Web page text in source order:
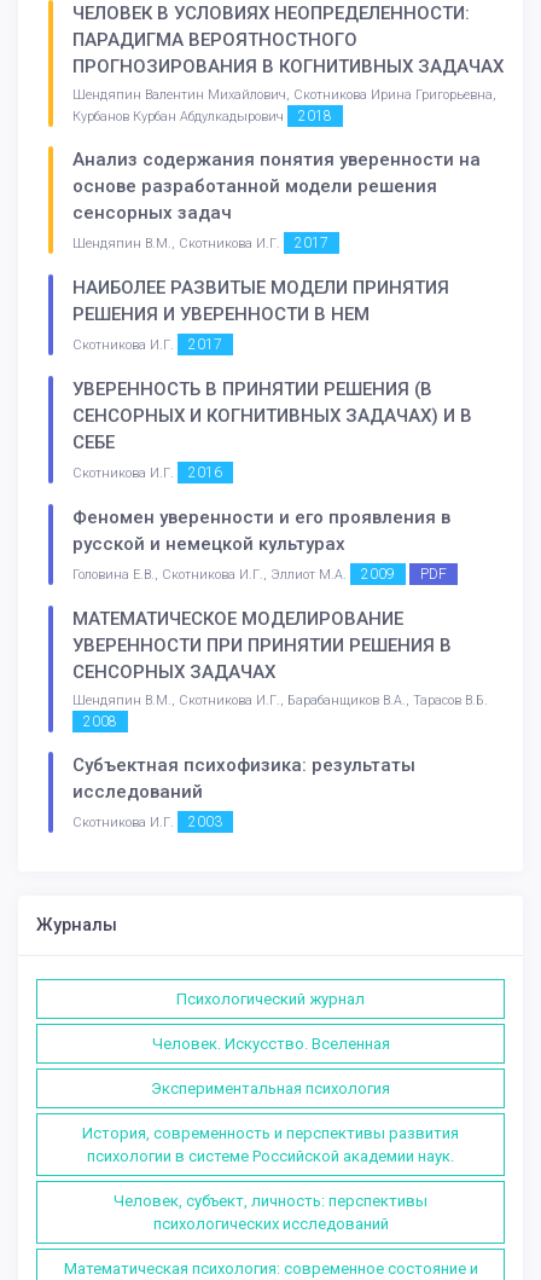
ЧЕЛОВЕК В УСЛОВИЯХ НЕОПРЕДЕЛЕННОСТИ:
ПАРАДИГМА ВЕРОЯТНОСТНОГО
ПРОГНОЗИРОВАНИЯ В КОГНИТИВНЫХ ЗАДАЧАХ
Шендяпин Валентин Михайлович, Скотникова Ирина Григорьевна,
Курбанов Курбан Абдулкадырович
2018
Анализ содержания понятия уверенности на
основе разработанной модели решения
сенсорных задач
Шендяпин В.М., Скотникова И.Г. 2017
НАИБОЛЕЕ РАЗВИТЫЕ МОДЕЛИ ПРИНЯТИЯ
РЕШЕНИЯ И УВЕРЕННОСТИ В НЕМ
Скотникова И.Г. 2017
УВЕРЕННОСТЬ В ПРИНЯТИИ РЕШЕНИЯ (В
СЕНСОРНЫХ И КОГНИТИВНЫХ ЗАДАЧАХ) И В
СЕБЕ
Скотникова И.Г. 2016
Феномен уверенности и его проявления в
русской и немецкой культурах
Головина Е.В., Скотникова И.Г., Эллиот М.А. 2009 PDF
МАТЕМАТИЧЕСКОЕ МОДЕЛИРОВАНИЕ
УВЕРЕННОСТИ ПРИ ПРИНЯТИИ РЕШЕНИЯ В
СЕНСОРНЫХ ЗАДАЧАХ
Шендяпин В.М., Скотникова И.Г., Барабанщиков В.А., Тарасов В.Б.
2008
Субъектная психофизика: результаты
исследований
Скотникова И.Г. 2003
Журналы
Психологический журнал
Человек. Искусство. Вселенная
Экспериментальная психология
История, современность и перспективы развития
психологии в системе Российской академии наук.
Человек, субъект, личность: перспективы
психологических исследований
Математическая психология: современное состояние и